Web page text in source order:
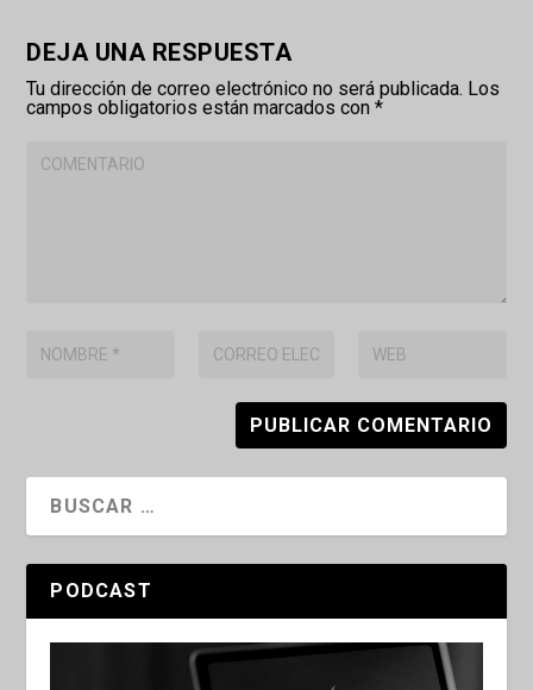
DEJA UNA RESPUESTA
Tu dirección de correo electrónico no será publicada. Los
campos obligatorios están marcados con*
PODCAST